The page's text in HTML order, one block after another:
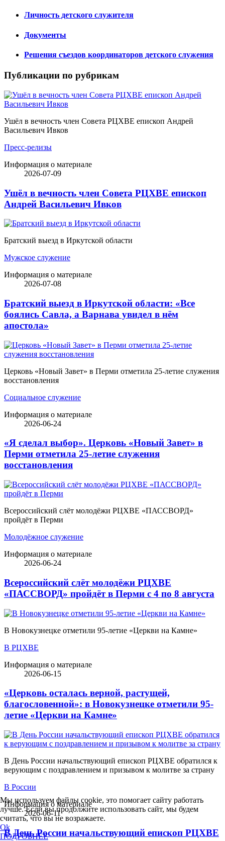
Личность детского служителя
Документы
Решения съездов координаторов детского служения
Публикации по рубрикам
Ушёл в вечность член Совета РЦХВЕ епископ Андрей
Васильевич Ивков
Пресс-релизы
Информация о материале
2026-07-09
Ушёл в вечность член Совета РЦХВЕ епископ
Андрей Васильевич Ивков
Братский выезд в Иркутской области
Мужское служение
Информация о материале
2026-07-08
Братский выезд в Иркутской области: «Все
боялись Савла, а Варнава увидел в нём
апостола»
Церковь «Новый Завет» в Перми отметила 25-летие служения
восстановления
Социальное служение
Информация о материале
2026-06-24
«Я сделал выбор». Церковь «Новый Завет» в
Перми отметила 25-летие служения
восстановления
Всероссийский слёт молодёжи РЦХВЕ «ПАССВОРД»
пройдёт в Перми
Молодёжное служение
Информация о материале
2026-06-24
Всероссийский слёт молодёжи РЦХВЕ
«ПАССВОРД» пройдёт в Перми с 4 по 8 августа
В Новокузнецке отметили 95-летие «Церкви на Камне»
В РЦХВЕ
Информация о материале
2026-06-15
«Церковь осталась верной, растущей,
благословенной»: в Новокузнецке отметили 95-
летие «Церкви на Камне»
В День России начальствующий епископ РЦХВЕ обратился к
верующим с поздравлением и призывом к молитве за страну
В России
Информация о материале
2026-06-11
В День России начальствующий епископ РЦХВЕ
Мы используем файлы cookie, это помогает сайту работать
лучше. Если вы продолжите использовать сайт, мы будем
считать, что вы не возражаете.
Ok
ПОДРОБНЕЕ